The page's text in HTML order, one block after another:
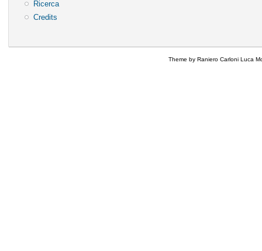
Ricerca
Credits
Theme by Raniero Carloni Luca